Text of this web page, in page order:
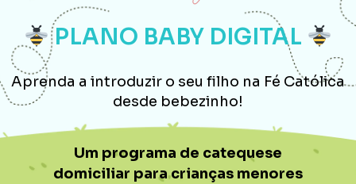
PLANO BABY DIGITAL
Aprenda a introduzir o seu filho na Fé Católica
desde bebezinho!
Um programa de catequese
domiciliar para crianças menores